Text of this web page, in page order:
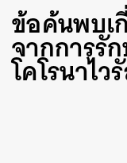
ข้อค้นพบเ
จากการรั
โคโรนาไ